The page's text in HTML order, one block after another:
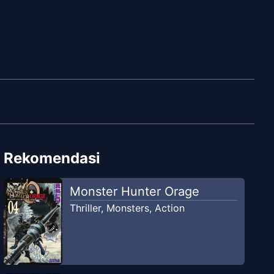
Rekomendasi
Monster Hunter Orage
Thriller, Monsters, Action